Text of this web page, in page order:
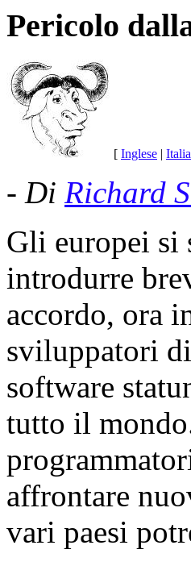
Pericolo
[ Inglese |
- Di Richard
Gli europei si
introdurre
accordo, ora
sviluppatori
software
tutto il
affrontare
vari paesi